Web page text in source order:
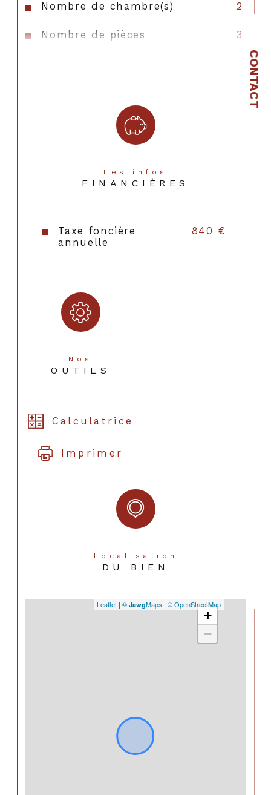
CONTACT
Nombre de chambre(s) 2
Nombre de pièces 3
Nb de salle d'eau
Mode de chauffage
Type de chauffage
Interphone OUI
Les infos
FINANCIÈRES
Taxe foncière
annuelle
840 €
Nos
OUTILS
Calculatrice
Imprimer
Localisation
DU BIEN
+
−
Leaflet | © JawgMaps | © OpenStreetMap